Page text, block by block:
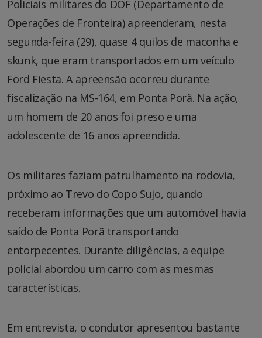
Policiais militares do DOF (Departamento de
Operações de Fronteira) apreenderam, nesta
segunda-feira (29), quase 4 quilos de maconha e
skunk, que eram transportados em um veículo
Ford Fiesta. A apreensão ocorreu durante
fiscalização na MS-164, em Ponta Porã. Na ação,
um homem de 20 anos foi preso e uma
adolescente de 16 anos apreendida.
Os militares faziam patrulhamento na rodovia,
próximo ao Trevo do Copo Sujo, quando
receberam informações que um automóvel havia
saído de Ponta Porã transportando
entorpecentes. Durante diligências, a equipe
policial abordou um carro com as mesmas
características.
Em entrevista, o condutor apresentou bastante